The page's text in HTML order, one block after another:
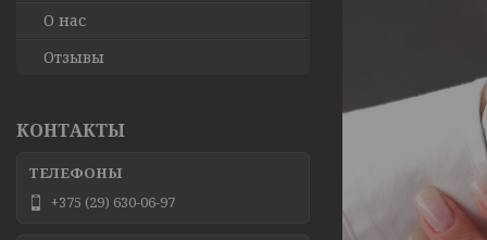
О нас
Отзывы
КОНТАКТЫ
+375 (29) 630-06-97